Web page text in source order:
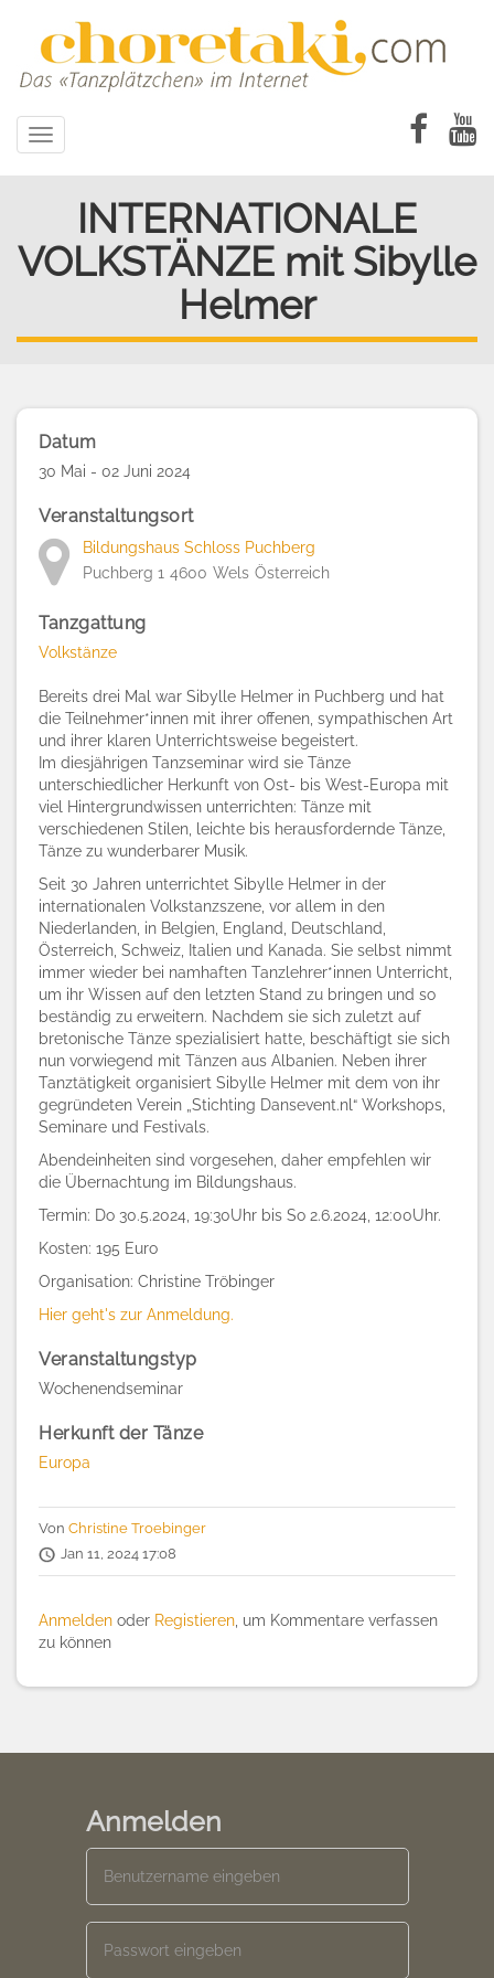
Toggle
navigation
INTERNATIONALE
VOLKSTÄNZE mit Sibylle
Helmer
Datum
30 Mai - 02 Juni 2024
Veranstaltungsort
Bildungshaus Schloss Puchberg
Puchberg 1 4600 Wels Österreich
Tanzgattung
Volkstänze
Bereits drei Mal war Sibylle Helmer in Puchberg und hat
die Teilnehmer*innen mit ihrer offenen, sympathischen Art
und ihrer klaren Unterrichtsweise begeistert.
Im diesjährigen Tanzseminar wird sie Tänze
unterschiedlicher Herkunft von Ost- bis West-Europa mit
viel Hintergrundwissen unterrichten: Tänze mit
verschiedenen Stilen, leichte bis herausfordernde Tänze,
Tänze zu wunderbarer Musik.
Seit 30 Jahren unterrichtet Sibylle Helmer in der
internationalen Volkstanzszene, vor allem in den
Niederlanden, in Belgien, England, Deutschland,
Österreich, Schweiz, Italien und Kanada. Sie selbst nimmt
immer wieder bei namhaften Tanzlehrer*innen Unterricht,
um ihr Wissen auf den letzten Stand zu bringen und so
beständig zu erweitern. Nachdem sie sich zuletzt auf
bretonische Tänze spezialisiert hatte, beschäftigt sie sich
nun vorwiegend mit Tänzen aus Albanien. Neben ihrer
Tanztätigkeit organisiert Sibylle Helmer mit dem von ihr
gegründeten Verein „Stichting Dansevent.nl“ Workshops,
Seminare und Festivals.
Abendeinheiten sind vorgesehen, daher empfehlen wir
die Übernachtung im Bildungshaus.
Termin: Do 30.5.2024, 19:30Uhr bis So 2.6.2024, 12:00Uhr.
Kosten: 195 Euro
Organisation: Christine Tröbinger
Hier geht's zur Anmeldung.
Veranstaltungstyp
Wochenendseminar
Herkunft der Tänze
Europa
Von Christine Troebinger
Jan 11, 2024 17:08
Anmelden oder Registieren , um Kommentare verfassen
zu können
Anmelden